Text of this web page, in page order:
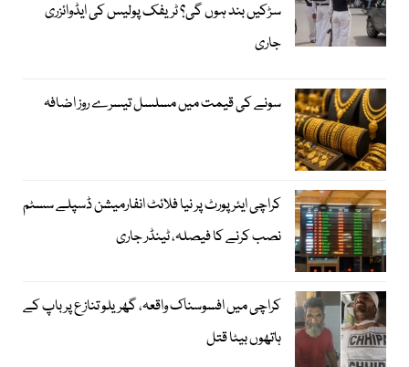
سڑکیں بند ہوں گی؟ ٹریفک پولیس کی ایڈوائزری
جاری
سونے کی قیمت میں مسلسل تیسرے روز اضافہ
کراچی ایئرپورٹ پر نیا فلائٹ انفارمیشن ڈسپلے سسٹم
نصب کرنے کا فیصلہ، ٹینڈر جاری
کراچی میں افسوسناک واقعہ، گھریلو تنازع پر باپ کے
ہاتھوں بیٹا قتل